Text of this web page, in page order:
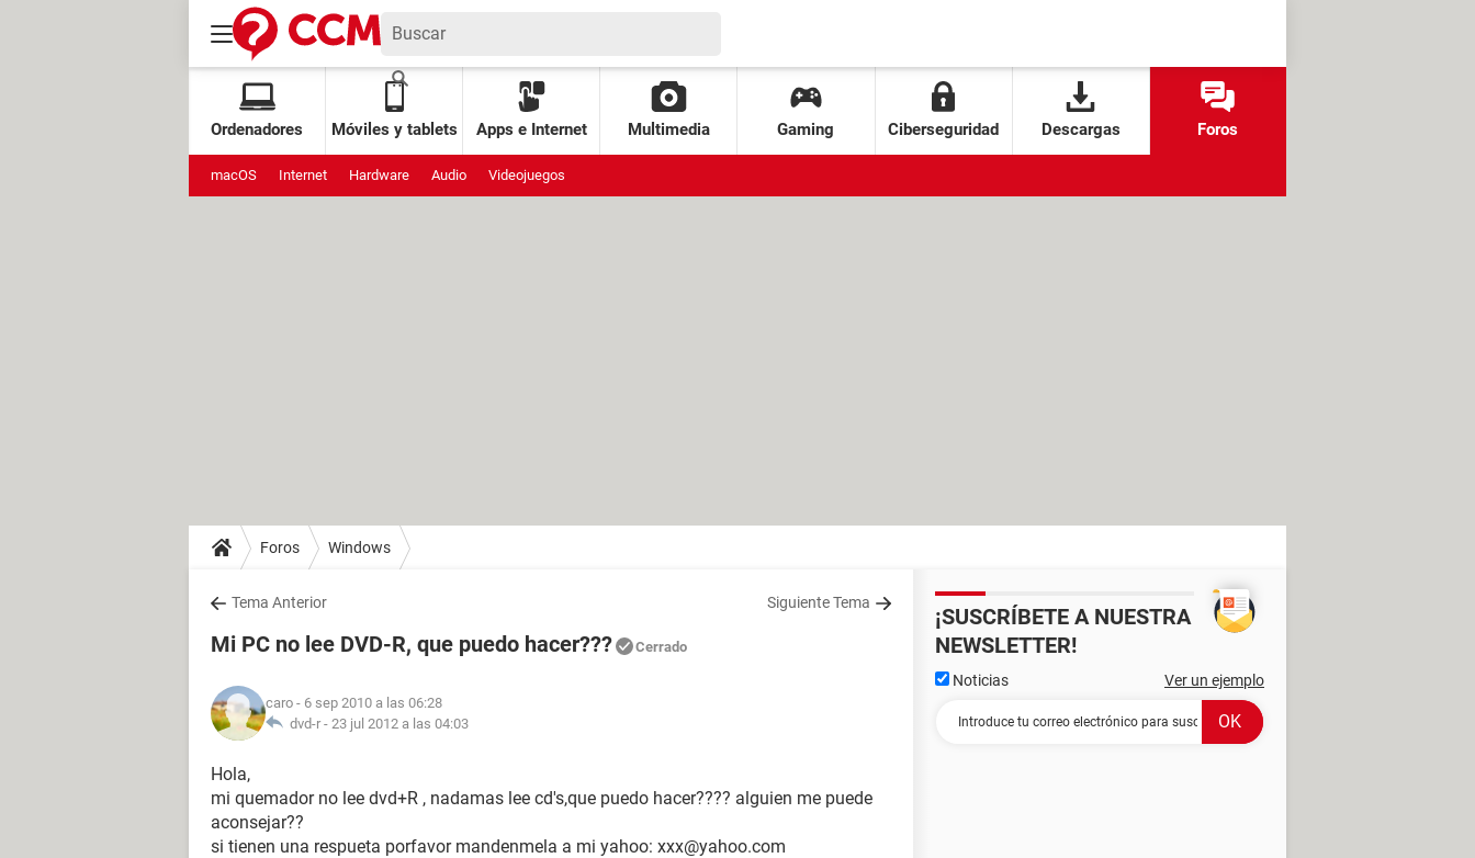
Ordenadores Móviles y tablets Apps e Internet Multimedia Gaming Ciberseguridad Descargas Foros
macOS Internet Hardware Audio Videojuegos
Foros Windows
Tema Anterior Siguiente Tema
Mi PC no lee DVD-R, que puedo hacer??? Cerrado
caro - 6 sep 2010 a las 06:28
dvd-r - 23 jul 2012 a las 04:03
Hola,
mi quemador no lee dvd+R , nadamas lee cd's,que puedo hacer???? alguien me puede
aconsejar??
si tienen una respueta porfavor mandenmela a mi yahoo: xxx@yahoo.com
¡SUSCRÍBETE A NUESTRA
NEWSLETTER!
Noticias Ver un ejemplo